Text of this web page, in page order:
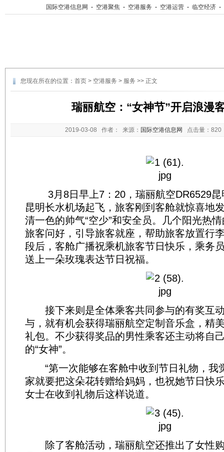
国际空港信息网 - 空港聚焦 - 空港服务 - 空港运营 - 临空经济 -
您现在所在的位置： 首页 > 空港服务 > 服务 >> 正文
瑞丽航空：“女神节”开启浪漫
2019-03-08 作者： 来源： 国际空港信息网 点击量：
3月8日早上7：20，瑞丽航空DR6529昆
昆明长水机场起飞，旅客刚到客舱就惊喜地
清一色的帅气“空少”和安全员。几个阳光热
旅客问好，引导旅客就座，帮助旅客放置行
段后，客舱广播祝乘机旅客节日快乐，乘务
送上一朵玫瑰表达节日祝福。
接下来则是全体乘客共同参与的有奖互
与，就有机会获得瑞丽航空定制音乐盒，精
礼包。不少获得奖品的男性乘客还主动将自
的“女神”。
“第一次能够在客舱中收到节日礼物，我
家就要把这朵花转赠给妈妈，也祝她节日快
女士在收到礼物后这样说道。
除了客舱活动，瑞丽航空还推出了女性